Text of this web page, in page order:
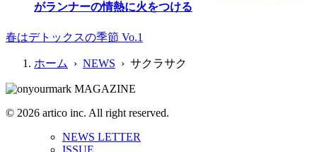
がランナーの情熱に火をつける
春はデトックスの季節 Vo.1
ホーム › NEWS › サクラサク
© 2026 artico inc. All right reserved.
NEWS LETTER
ISSUE